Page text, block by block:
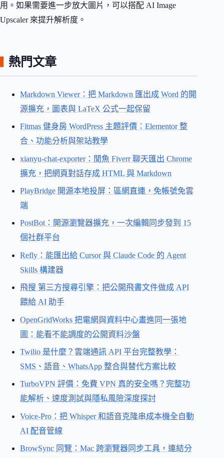
用。如果需要進一步放大圖片，可以搭配 AI Image
Upscaler 來提升解析度。
熱門文章
Markdown Viewer：把 Markdown 匯出成 Word 的開
源擴充，圖表與 LaTeX 公式一起保留
Fitmas 健身房 WordPress 主題評價：Elementor 整
合、功能分析與架站教學
xianyu-chat-exporter：閒魚 Fiverr 聊天匯出 Chrome
擴充，把網頁對話存成 HTML 與 Markdown
PlayBridge 開源本地投屏：區網直連，免帳號免雲
端
PostBot：開源瀏覽器擴充，一次編輯同步發到 15
個社群平台
Refly：能匯出給 Cursor 與 Claude Code 的 Agent
Skills 構建器
飛搜 第三方搜尋引擎：把公開飛書文件做成 API
餵給 AI 助手
OpenGridWorks 把電網與資料中心畫進同一張地
圖：能看不能調度的公開資料沙盤
Twilio 是什麼？雲端通訊 API 平台完整教學：
SMS、語音、WhatsApp 整合與替代方案比較
TurboVPN 評價：免費 VPN 真的安全嗎？完整功
能解析、速度測試與隱私風險深度探討
Voice-Pro：把 Whisper 和語音克隆串成本機全自動
AI 配音管線
BrowSync 同覽：Mac 跨瀏覽器同步工具，連結分